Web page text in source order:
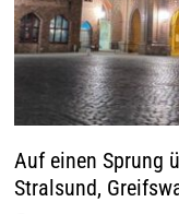
Auf einen Sprung
Stralsund,